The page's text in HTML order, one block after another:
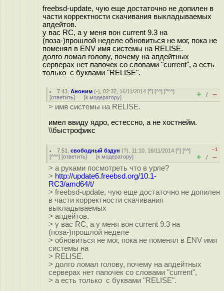
freebsd-update, чую еще достаточно не допилен в
части корректности скачивания выкладываемых
апдейтов.
у вас RC, а у меня вон current 9.3 на
(поза-)прошлой неделе обновиться не мог, пока не
поменял в ENV имя системы на RELISE.
долго ломал голову, почему на апдейтных
серверах нет папочек со словами "current", а есть
только с буквами "RELISE".
7.43 ,Аноним (-), 02:32, 16/11/2014 [^] [^^] [^^^]
[ответить] [к модератору] + / –
> имя системы на RELISE.
имел ввиду ядро, естессно, а не хостнейм.
\\быстрофикс
7.51 ,свободный бздун (?), 11:10, 16/11/2014 [^] [^^]
[^^^] [ответить] [к модератору]
–1
+ / –
> а руками посмотреть что в урле?
> http://update6.freebsd.org/10.1-
RC3/amd64/t/
> freebsd-update, чую еще достаточно не допилен
в части корректности скачивания
выкладываемых
> апдейтов.
> у вас RC, а у меня вон current 9.3 на
(поза-)прошлой неделе
> обновиться не мог, пока не поменял в ENV имя
системы на
> RELISE.
> долго ломал голову, почему на апдейтных
серверах нет папочек со словами "current",
> а есть только с буквами "RELISE".